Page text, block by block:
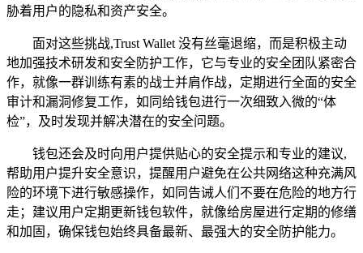
胁着用户的隐私和资产安全。
面对这些挑战,Trust Wallet 没有丝毫退缩，而是积极主动
地加强技术研发和安全防护工作，它与专业的安全团队紧密合
作，就像一群训练有素的战士并肩作战，定期进行全面的安全
审计和漏洞修复工作，如同给钱包进行一次细致入微的“体
检”，及时发现并解决潜在的安全问题。
钱包还会及时向用户提供贴心的安全提示和专业的建议,
帮助用户提升安全意识，提醒用户避免在公共网络这种充满风
险的环境下进行敏感操作，如同告诫人们不要在危险的地方行
走；建议用户定期更新钱包软件，就像给房屋进行定期的修缮
和加固，确保钱包始终具备最新、最强大的安全防护能力。